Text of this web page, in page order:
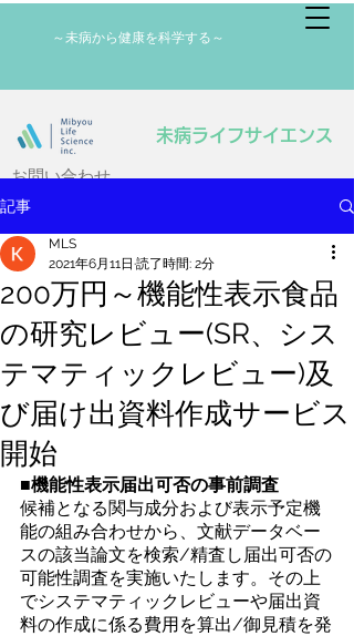
から健康を科学する～
未病ライフサイエンス
​お問い合わせ
記事
200万円～機能性表示食品
の研究レビュー(SR、シス
テマティックレビュー)及
び届け出資料作成サービス
開始
MLS
2021年6月11日 読了時間: 2分
■機能性表示届出可否の事前調査
候補となる関与成分および表示予定機
能の組み合わせから、文献データベー
スの該当論文を検索/精査し届出可否の
可能性調査を実施いたします。その上
でシステマティックレビューや届出資
料の作成に係る費用を算出/御見積を発